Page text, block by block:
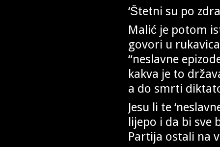
‘Štetni su po
Malić je potom
govori u
“neslavne
kakva je to
a do smrti
Jesu li te
lijepo i da bi sve
Partija ostali na